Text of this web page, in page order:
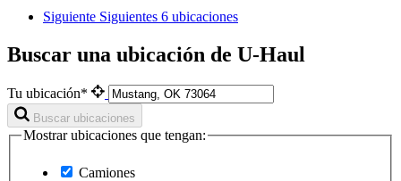
Siguiente Siguientes 6 ubicaciones
Buscar una ubicación de U-Haul
Tu ubicación*
Buscar ubicaciones
Mostrar ubicaciones que tengan:
Camiones